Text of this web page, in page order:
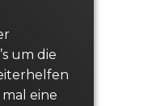
um die
eine